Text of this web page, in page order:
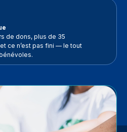
de dons, plus de 35
ce n’est pas fini — le tout